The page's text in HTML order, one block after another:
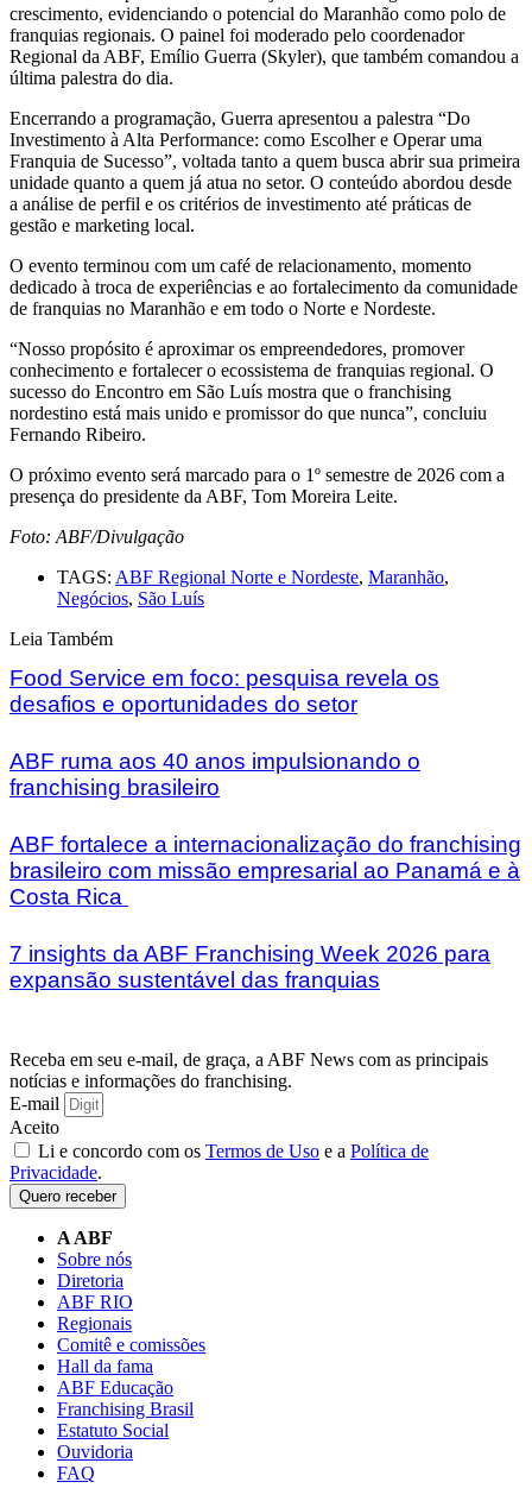
crescimento, evidenciando o potencial do Maranhão como polo de
franquias regionais. O painel foi moderado pelo coordenador
Regional da ABF, Emílio Guerra (Skyler), que também comandou a
última palestra do dia.
Encerrando a programação, Guerra apresentou a palestra “Do
Investimento à Alta Performance: como Escolher e Operar uma
Franquia de Sucesso”, voltada tanto a quem busca abrir sua primeira
unidade quanto a quem já atua no setor. O conteúdo abordou desde
a análise de perfil e os critérios de investimento até práticas de
gestão e marketing local.
O evento terminou com um café de relacionamento, momento
dedicado à troca de experiências e ao fortalecimento da comunidade
de franquias no Maranhão e em todo o Norte e Nordeste.
“Nosso propósito é aproximar os empreendedores, promover
conhecimento e fortalecer o ecossistema de franquias regional. O
sucesso do Encontro em São Luís mostra que o franchising
nordestino está mais unido e promissor do que nunca”, concluiu
Fernando Ribeiro.
O próximo evento será marcado para o 1º semestre de 2026 com a
presença do presidente da ABF, Tom Moreira Leite.
Foto: ABF/Divulgação
TAGS: ABF Regional Norte e Nordeste, Maranhão,
Negócios, São Luís
Leia Também
Food Service em foco: pesquisa revela os
desafios e oportunidades do setor
ABF ruma aos 40 anos impulsionando o
franchising brasileiro
ABF fortalece a internacionalização do franchising
brasileiro com missão empresarial ao Panamá e à
Costa Rica
7 insights da ABF Franchising Week 2026 para
expansão sustentável das franquias
Receba em seu e-mail, de graça, a ABF News com as principais
notícias e informações do franchising.
E-mail
Aceito
Li e concordo com os Termos de Uso e a Política de
Privacidade.
Quero receber
A ABF
Sobre nós
Diretoria
ABF RIO
Regionais
Comitê e comissões
Hall da fama
ABF Educação
Franchising Brasil
Estatuto Social
Ouvidoria
FAQ